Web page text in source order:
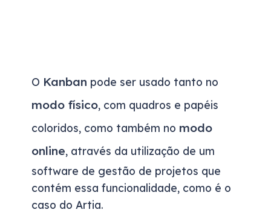
O Kanban pode ser usado tanto no
modo físico, com quadros e papéis
coloridos, como também no modo
online, através da utilização de um
software de gestão de projetos que
contém essa funcionalidade, como é o
caso do Artia.